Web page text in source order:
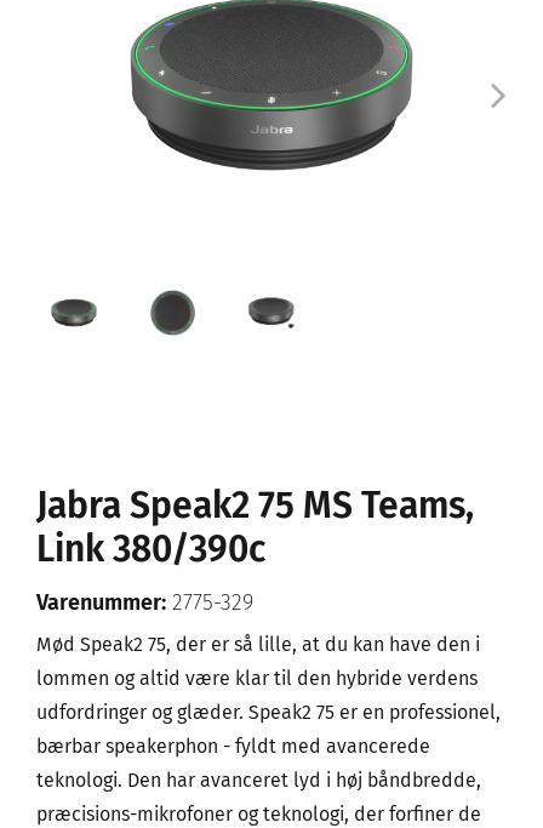
Jabra Speak2 75 MS Teams,
Link 380/390c
Varenummer: 2775-329
Mød Speak2 75, der er så lille, at du kan have den i
lommen og altid være klar til den hybride verdens
udfordringer og glæder. Speak2 75 er en professionel,
bærbar speakerphon - fyldt med avancerede
teknologi. Den har avanceret lyd i høj båndbredde,
præcisions-mikrofoner og teknologi, der forfiner de